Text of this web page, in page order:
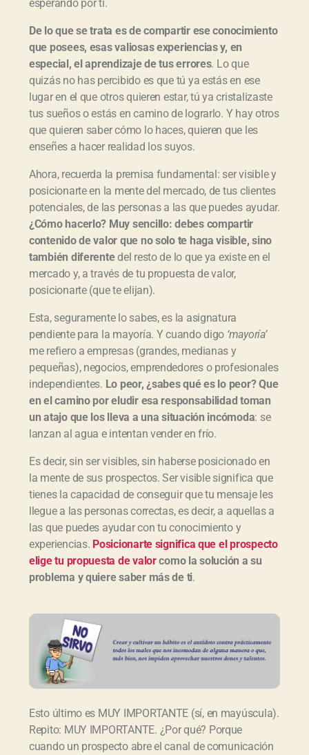
esperando por ti.
De lo que se trata es de compartir ese conocimiento
que posees, esas valiosas experiencias y, en
especial, el aprendizaje de tus errores. Lo que
quizás no has percibido es que tú ya estás en ese
lugar en el que otros quieren estar, tú ya cristalizaste
tus sueños o estás en camino de lograrlo. Y hay otros
que quieren saber cómo lo haces, quieren que les
enseñes a hacer realidad los suyos.
Ahora, recuerda la premisa fundamental: ser visible y
posicionarte en la mente del mercado, de tus clientes
potenciales, de las personas a las que puedes ayudar.
¿Cómo hacerlo? Muy sencillo: debes compartir
contenido de valor que no solo te haga visible, sino
también diferentedel resto de lo que ya existe en el
mercado y, a través de tu propuesta de valor,
posicionarte (que te elijan).
Esta, seguramente lo sabes, es la asignatura
pendiente para la mayoría. Y cuando digo ‘mayoría’
me refiero a empresas (grandes, medianas y
pequeñas), negocios, emprendedores o profesionales
independientes. Lo peor, ¿sabes qué es lo peor? Que
en el camino por eludir esa responsabilidad toman
un atajo que los lleva a una situación incómoda: se
lanzan al agua e intentan vender en frío.
Es decir, sin ser visibles, sin haberse posicionado en
la mente de sus prospectos. Ser visible significa que
tienes la capacidad de conseguir que tu mensaje les
llegue a las personas correctas, es decir, a aquellas a
las que puedes ayudar con tu conocimiento y
experiencias. Posicionarte significa que el prospecto
elige tu propuesta de valorcomo la solución a su
problema y quiere saber más de ti.
Esto último es MUY IMPORTANTE (sí, en mayúscula).
Repito: MUY IMPORTANTE. ¿Por qué? Porque
cuando un prospecto abre el canal de comunicación